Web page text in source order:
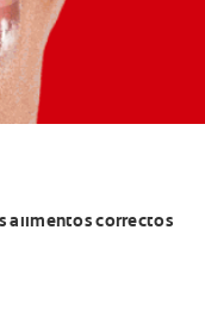
alimentos correctos